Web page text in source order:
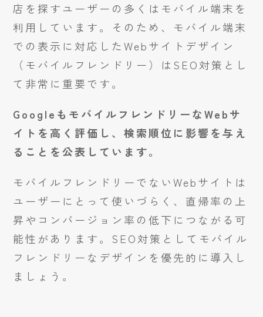
店を探すユーザーの多くはモバイル端末を
利用しています。そのため、モバイル端末
での表示に対応したWebサイトデザイン
（モバイルフレンドリー）はSEO対策とし
て非常に重要です。
GoogleもモバイルフレンドリーなWebサ
イトを高く評価し、検索順位に影響を与え
ることを公表しています。
モバイルフレンドリーでないWebサイトは
ユーザーにとって使いづらく、直帰率の上
昇やコンバージョン率の低下につながる可
能性があります。SEO対策としてモバイル
フレンドリーなデザインを優先的に導入し
ましょう。